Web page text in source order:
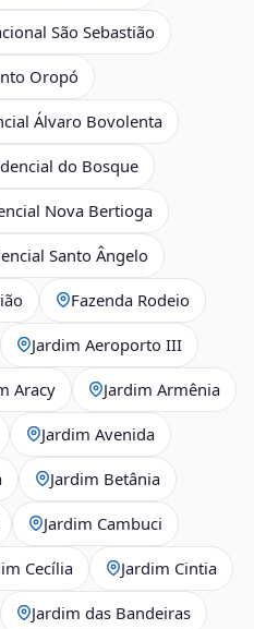
São Sebastião
Oropó
Álvaro Bovolenta
do Bosque
Nova Bertioga
Santo Ângelo
Fazenda Rodeio
Jardim Aeroporto III
Aracy Jardim Armênia
Jardim Avenida
Jardim Betânia
Jardim Cambuci
Cecília Jardim Cintia
Jardim das Bandeiras